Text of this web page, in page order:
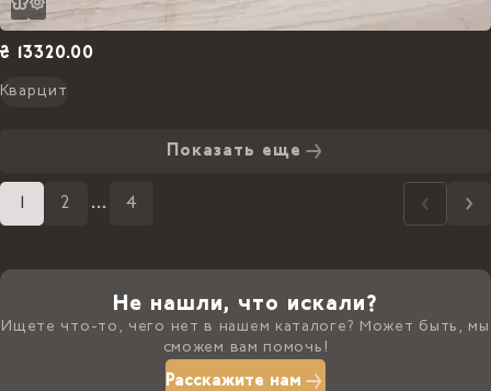
₴ 13320.00
Кварцит
Показать еще
2 ... 4
Не нашли, что искали?
Ищете что-то, чего нет в нашем каталоге? Может быть, мы
сможем вам помочь!
Расскажите нам